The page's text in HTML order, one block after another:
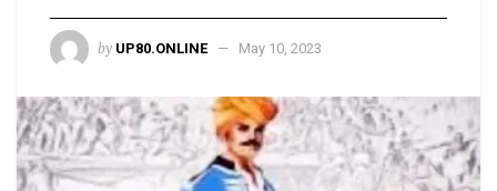
by UP80.ONLINE May 10, 2023